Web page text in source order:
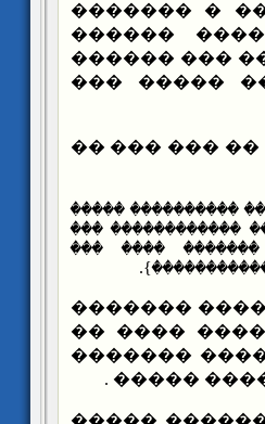
������ ��
��������
����������
�������
��� �� ����
{����� ���
������ ������
���� ���
����� �����
������ �
����� � ��
���� ����
����� ����